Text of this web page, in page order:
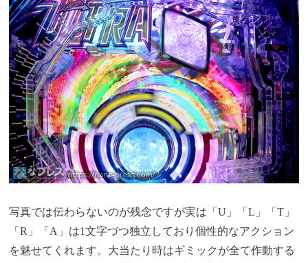
写真では伝わらないのが残念ですが実は「U」「L」「T」
「R」「A」は1文字づつ独立しており個性的なアクション
を魅せてくれます。大当たり時はギミックが全て作動する